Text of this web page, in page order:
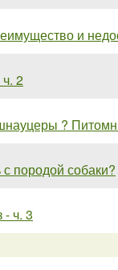
и
2
?
с породой собаки?
- ч. 3